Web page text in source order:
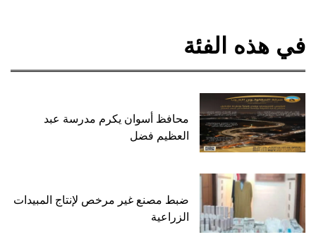
في هذه الفئة
محافظ أسوان يكرم مدرسة عبد
العظيم فضل
ضبط مصنع غير مرخص لإنتاج المبيدات
الزراعية